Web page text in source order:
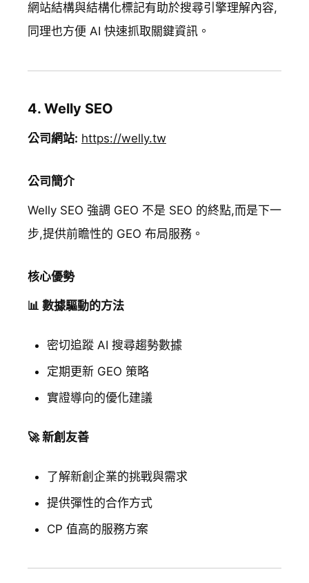
網站結構與結構化標記有助於搜尋引擎理解內容,
同理也方便 AI 快速抓取關鍵資訊。
4. Welly SEO
公司網站: https://welly.tw
公司簡介
Welly SEO 強調 GEO 不是 SEO 的終點,而是下一
步,提供前瞻性的 GEO 布局服務。
核心優勢
📊 數據驅動的方法
密切追蹤 AI 搜尋趨勢數據
定期更新 GEO 策略
實證導向的優化建議
🚀 新創友善
了解新創企業的挑戰與需求
提供彈性的合作方式
CP 值高的服務方案